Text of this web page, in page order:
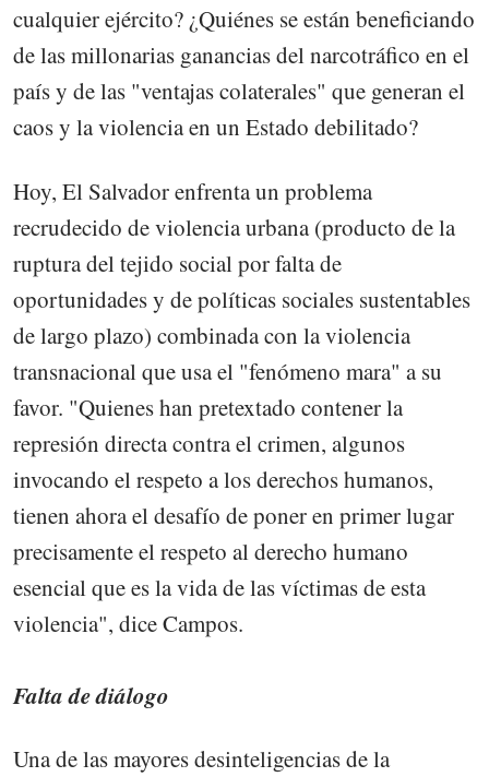
cualquier ejército? ¿Quiénes se están beneficiando
de las millonarias ganancias del narcotráfico en el
país y de las "ventajas colaterales" que generan el
caos y la violencia en un Estado debilitado?
Hoy, El Salvador enfrenta un problema
recrudecido de violencia urbana (producto de la
ruptura del tejido social por falta de
oportunidades y de políticas sociales sustentables
de largo plazo) combinada con la violencia
transnacional que usa el "fenómeno mara" a su
favor. "Quienes han pretextado contener la
represión directa contra el crimen, algunos
invocando el respeto a los derechos humanos,
tienen ahora el desafío de poner en primer lugar
precisamente el respeto al derecho humano
esencial que es la vida de las víctimas de esta
violencia", dice Campos.
Falta de diálogo
Una de las mayores desinteligencias de la